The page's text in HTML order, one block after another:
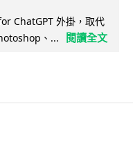
ChatGPT 外掛，取代
、...
閱讀全文